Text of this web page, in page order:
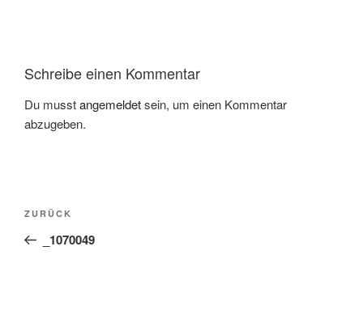
Schreibe einen Kommentar
Du musstangemeldetsein, um einen Kommentar
abzugeben.
Beitragsnavigation
Vorheriger
Beitrag
ZURÜCK
_1070049